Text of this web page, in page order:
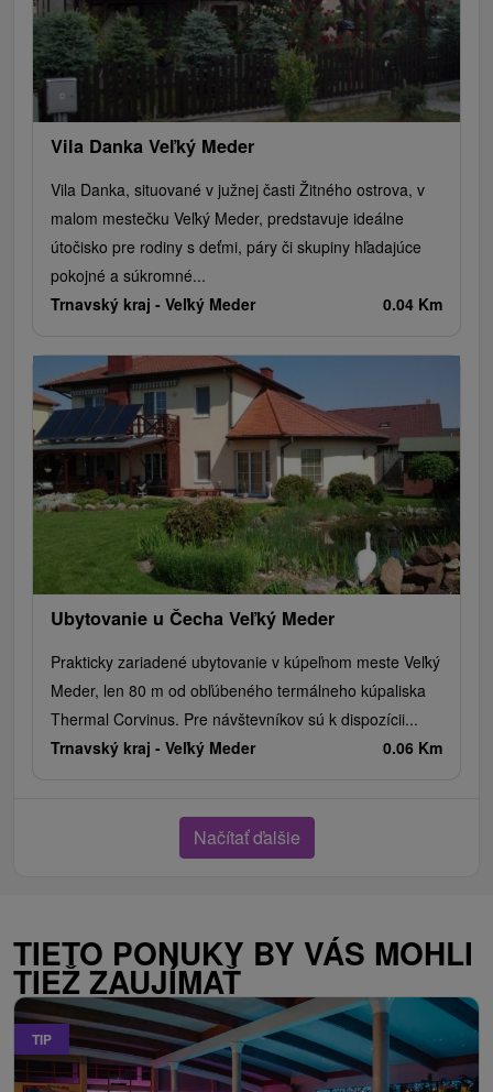
Vila Danka Veľký Meder
Vila Danka, situované v južnej časti Žitného ostrova, v
malom mestečku Veľký Meder, predstavuje ideálne
útočisko pre rodiny s deťmi, páry či skupiny hľadajúce
pokojné a súkromné...
Trnavský kraj - Veľký Meder 0.04 Km
Ubytovanie u Čecha Veľký Meder
Prakticky zariadené ubytovanie v kúpeľnom meste Veľký
Meder, len 80 m od obľúbeného termálneho kúpaliska
Thermal Corvinus. Pre návštevníkov sú k dispozícii...
Trnavský kraj - Veľký Meder 0.06 Km
Načítať ďalšie
TIETO PONUKY BY VÁS MOHLI
TIEŽ ZAUJÍMAŤ
TIP